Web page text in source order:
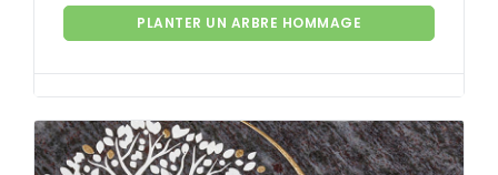
PLANTER UN ARBRE HOMMAGE